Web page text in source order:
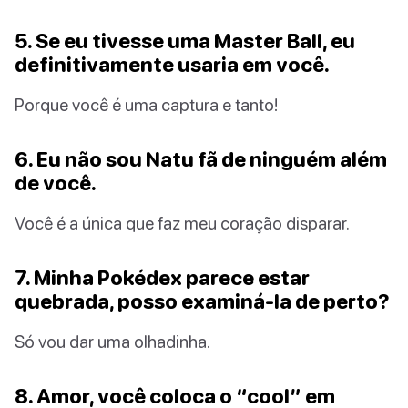
5. Se eu tivesse uma Master Ball, eu
definitivamente usaria em você.
Porque você é uma captura e tanto!
6. Eu não sou Natu fã de ninguém além
de você.
Você é a única que faz meu coração disparar.
7. Minha Pokédex parece estar
quebrada, posso examiná-la de perto?
Só vou dar uma olhadinha.
8. Amor, você coloca o “cool” em